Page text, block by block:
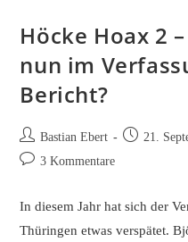
Höcke Hoax 2
nun im
Bericht?
Beitrags-
Autor:
Bastian Ebert
Beitrag
21.
Beitrags-3 Kommentare
In diesem Jahr hat sich der
Thüringen etwas verspätet.